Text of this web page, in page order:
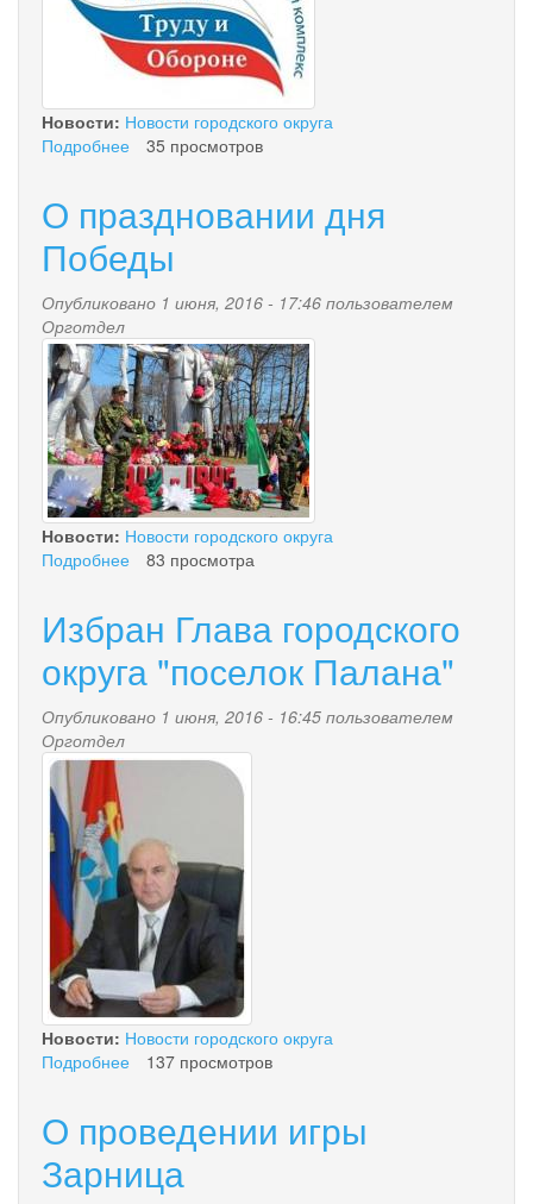
Новости: Новости городского округа
Подробнее
летнего
фестиваля
Всероссийского
спортивного
комплекса
«Готов
к
труду
и
обороне»
35 просмотров
О праздновании дня
Победы
Опубликовано 1 июня, 2016 - 17:46 пользователем
Орготдел
img_1265.jpg
Новости: Новости городского округа
Подробнее
дня
83 просмотра
Избран Глава городского
округа "поселок Палана"
Опубликовано 1 июня, 2016 - 16:45 пользователем
Орготдел
tihonov-
ma-
s.jpg
Новости: Новости городского округа
Подробнее
городского
округа
"поселок
137 просмотров
О проведении игры
Зарница